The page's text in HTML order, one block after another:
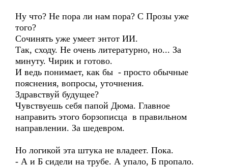
Ну что? Не пора ли нам пора? С Прозы уже
того?
Сочинять уже умеет энтот ИИ.
Так, сходу. Не очень литературно, но... За
минуту. Чирик и готово.
И ведь понимает, как бы - просто обычные
пояснения, вопросы, уточнения.
Здравствуй будущее?
Чувствуешь себя папой Дюма. Главное
направить этого борзописца в правильном
направлении. За шедевром.
Но логикой эта штука не владеет. Пока.
- А и Б сидели на трубе. А упало, Б пропало.